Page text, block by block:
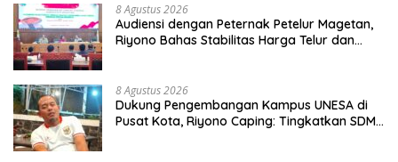
8 Agustus 2026
Audiensi dengan Peternak Petelur Magetan,
Riyono Bahas Stabilitas Harga Telur dan
8 Agustus 2026
Dukung Pengembangan Kampus UNESA di
Pusat Kota, Riyono Caping: Tingkatkan SDM